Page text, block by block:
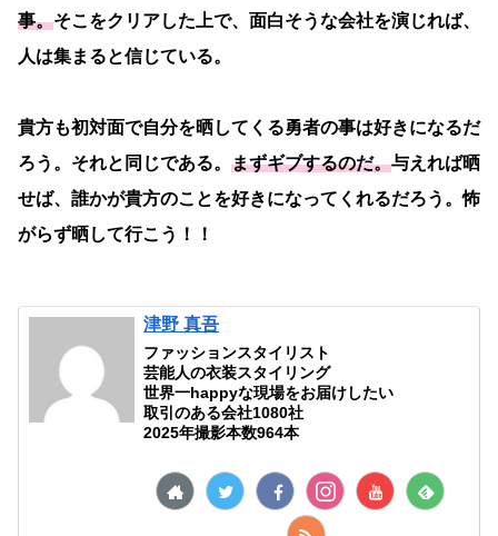
事。そこをクリアした上で、面白そうな会社を演じれば、
人は集まると信じている。
貴方も初対面で自分を晒してくる勇者の事は好きになるだ
ろう。それと同じである。 まずギブするのだ。与えれば晒
せば、誰かが貴方のことを好きになってくれるだろう。怖
がらず晒して行こう！！
津野 真吾
ファッションスタイリスト
芸能人の衣装スタイリング
世界一happyな現場をお届けしたい
取引のある会社1080社
2025年撮影本数964本